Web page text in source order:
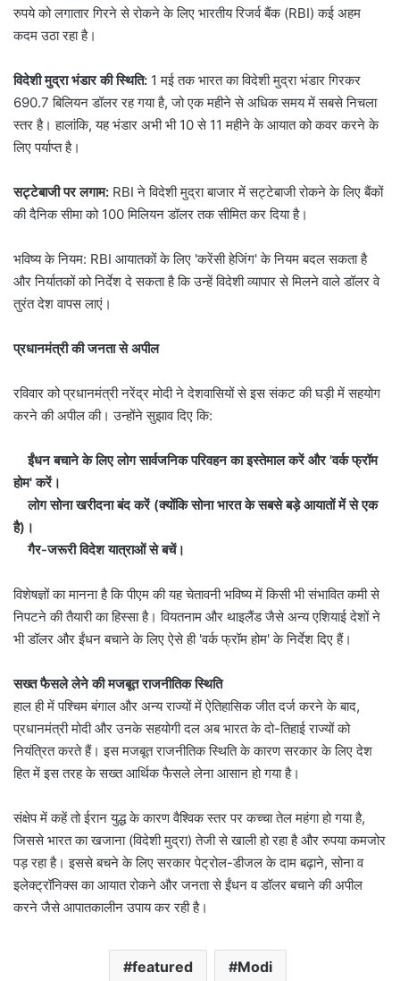
रुपये को लगातार गिरने से रोकने के लिए भारतीय रिजर्व बैंक (RBI) कई अहम
कदम उठा रहा है।
विदेशी मुद्रा भंडार की स्थिति: 1 मई तक भारत का विदेशी मुद्रा भंडार गिरकर
690.7 बिलियन डॉलर रह गया है, जो एक महीने से अधिक समय में सबसे निचला
स्तर है। हालांकि, यह भंडार अभी भी 10 से 11 महीने के आयात को कवर करने के
लिए पर्याप्त है।
सट्टेबाजी पर लगाम: RBI ने विदेशी मुद्रा बाजार में सट्टेबाजी रोकने के लिए बैंकों
की दैनिक सीमा को 100 मिलियन डॉलर तक सीमित कर दिया है।
भविष्य के नियम: RBI आयातकों के लिए 'करेंसी हेजिंग' के नियम बदल सकता है
और निर्यातकों को निर्देश दे सकता है कि उन्हें विदेशी व्यापार से मिलने वाले डॉलर वे
तुरंत देश वापस लाएं।
प्रधानमंत्री की जनता से अपील
रविवार को प्रधानमंत्री नरेंद्र मोदी ने देशवासियों से इस संकट की घड़ी में सहयोग
करने की अपील की। उन्होंने सुझाव दिए कि:
ईंधन बचाने के लिए लोग सार्वजनिक परिवहन का इस्तेमाल करें और 'वर्क फ्रॉम
होम' करें।
लोग सोना खरीदना बंद करें (क्योंकि सोना भारत के सबसे बड़े आयातों में से एक
है)।
गैर-जरूरी विदेश यात्राओं से बचें।
विशेषज्ञों का मानना है कि पीएम की यह चेतावनी भविष्य में किसी भी संभावित कमी से
निपटने की तैयारी का हिस्सा है। वियतनाम और थाइलैंड जैसे अन्य एशियाई देशों ने
भी डॉलर और ईंधन बचाने के लिए ऐसे ही 'वर्क फ्रॉम होम' के निर्देश दिए हैं।
सख्त फैसले लेने की मजबूत राजनीतिक स्थिति
हाल ही में पश्चिम बंगाल और अन्य राज्यों में ऐतिहासिक जीत दर्ज करने के बाद,
प्रधानमंत्री मोदी और उनके सहयोगी दल अब भारत के दो-तिहाई राज्यों को
नियंत्रित करते हैं। इस मजबूत राजनीतिक स्थिति के कारण सरकार के लिए देश
हित में इस तरह के सख्त आर्थिक फैसले लेना आसान हो गया है।
संक्षेप में कहें तो ईरान युद्ध के कारण वैश्विक स्तर पर कच्चा तेल महंगा हो गया है,
जिससे भारत का खजाना (विदेशी मुद्रा) तेजी से खाली हो रहा है और रुपया कमजोर
पड़ रहा है। इससे बचने के लिए सरकार पेट्रोल-डीजल के दाम बढ़ाने, सोना व
इलेक्ट्रॉनिक्स का आयात रोकने और जनता से ईंधन व डॉलर बचाने की अपील
करने जैसे आपातकालीन उपाय कर रही है।
featured Modi